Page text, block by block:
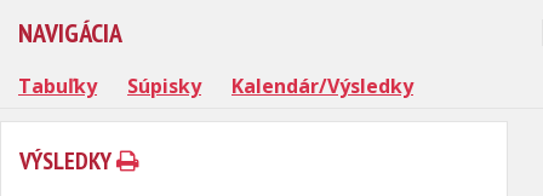
NAVIGÁCIA
Tabuľky Súpisky Kalendár/Výsledky
VÝSLEDKY